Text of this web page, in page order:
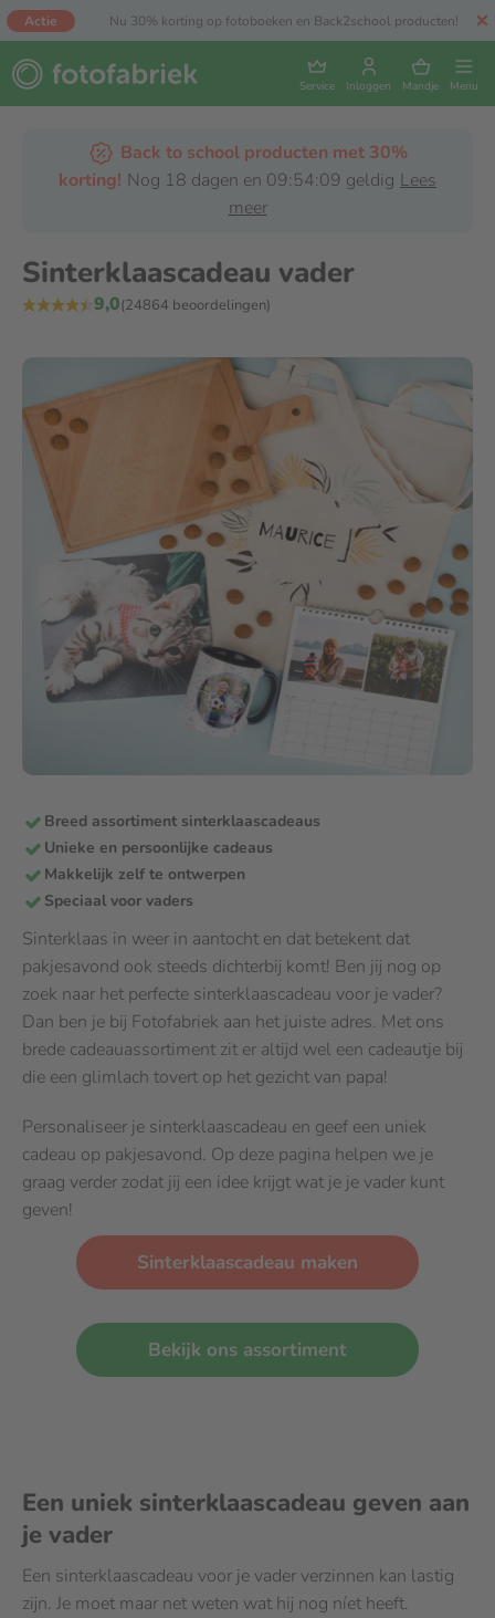
Actie Nu 30% korting op fotoboeken en Back2school producten!
Service Inloggen Mandje Menu
Back to school producten met 30%
korting! Nog 18 dagen en 09:54:09 geldig Lees
meer
Sinterklaascadeau vader
9,0(24864 beoordelingen)
Breed assortiment sinterklaascadeaus
Unieke en persoonlijke cadeaus
Makkelijk zelf te ontwerpen
Speciaal voor vaders
Sinterklaas in weer in aantocht en dat betekent dat
pakjesavond ook steeds dichterbij komt! Ben jij nog op
zoek naar het perfecte sinterklaascadeau voor je vader?
Dan ben je bij Fotofabriek aan het juiste adres. Met ons
brede cadeauassortiment zit er altijd wel een cadeautje bij
die een glimlach tovert op het gezicht van papa!
Personaliseer je sinterklaascadeau en geef een uniek
cadeau op pakjesavond. Op deze pagina helpen we je
graag verder zodat jij een idee krijgt wat je je vader kunt
geven!
Sinterklaascadeau maken
Bekijk ons assortiment
Een uniek sinterklaascadeau geven aan
je vader
Een sinterklaascadeau voor je vader verzinnen kan lastig
zijn. Je moet maar net weten wat hij nog níet heeft.